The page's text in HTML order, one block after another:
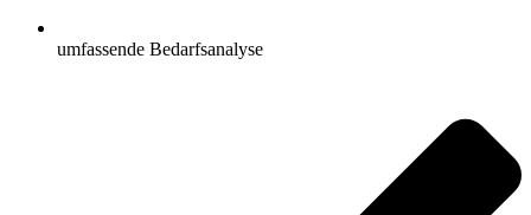
umfassende Bedarfsanalyse